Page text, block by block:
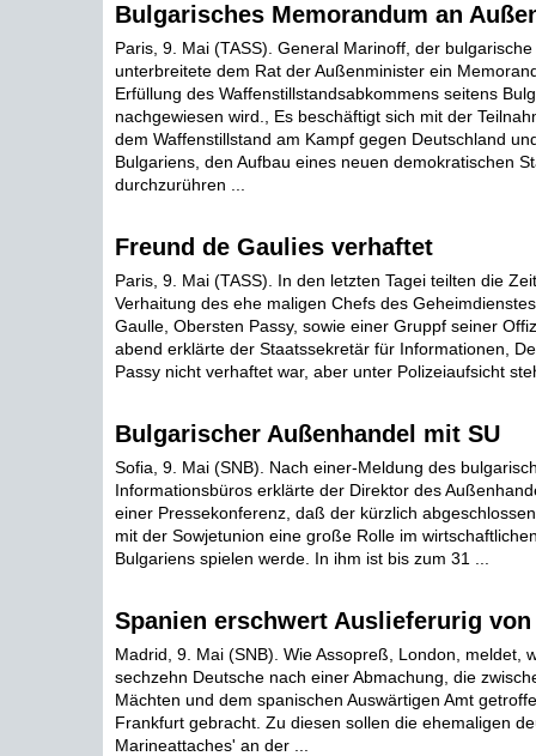
Bulgarisches Memorandum an
Paris, 9. Mai (TASS). General Marinoff, der
unterbreitete dem Rat der Außenminister ein
Erfüllung des Waffenstillstandsabkommens seitens
nachgewiesen wird., Es beschäftigt sich mit der
dem Waffenstillstand am Kampf gegen Deutschland
Bulgariens, den Aufbau eines neuen demokratischen
durchzurühren ...
Freund de Gaulies verhaftet
Paris, 9. Mai (TASS). In den letzten Tagei teilten die
Verhaitung des ehe maligen Chefs des
Gaulle, Obersten Passy, sowie einer Gruppf seiner
abend erklärte der Staatssekretär für Informationen,
Passy nicht verhaftet war, aber unter Polizeiaufsicht
Bulgarischer Außenhandel mit SU
Sofia, 9. Mai (SNB). Nach einer-Meldung des
Informationsbüros erklärte der Direktor des
einer Pressekonferenz, daß der kürzlich
mit der Sowjetunion eine große Rolle im
Bulgariens spielen werde. In ihm ist bis zum 31 ...
Spanien erschwert Auslieferurig von
Madrid, 9. Mai (SNB). Wie Assopreß, London, meldet,
sechzehn Deutsche nach einer Abmachung, die
Mächten und dem spanischen Auswärtigen Amt
Frankfurt gebracht. Zu diesen sollen die ehemaligen
Marineattaches' an der ...